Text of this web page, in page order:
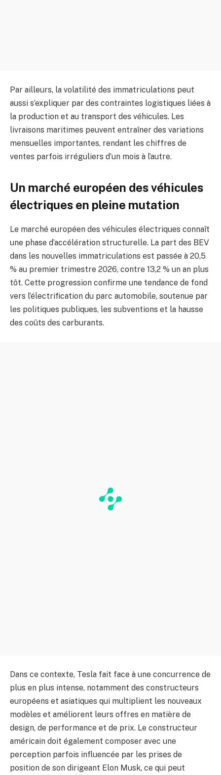
Par ailleurs, la volatilité des immatriculations peut
aussi s’expliquer par des contraintes logistiques liées à
la production et au transport des véhicules. Les
livraisons maritimes peuvent entraîner des variations
mensuelles importantes, rendant les chiffres de
ventes parfois irréguliers d’un mois à l’autre.
Un marché européen des véhicules
électriques en pleine mutation
Le marché européen des véhicules électriques connaît
une phase d’accélération structurelle. La part des BEV
dans les nouvelles immatriculations est passée à 20,5
% au premier trimestre 2026, contre 13,2 % un an plus
tôt. Cette progression confirme une tendance de fond
vers l’électrification du parc automobile, soutenue par
les politiques publiques, les subventions et la hausse
des coûts des carburants.
Dans ce contexte, Tesla fait face à une concurrence de
plus en plus intense, notamment des constructeurs
européens et asiatiques qui multiplient les nouveaux
modèles et améliorent leurs offres en matière de
design, de performance et de prix. Le constructeur
américain doit également composer avec une
perception parfois influencée par les prises de
position de son dirigeant Elon Musk, ce qui peut